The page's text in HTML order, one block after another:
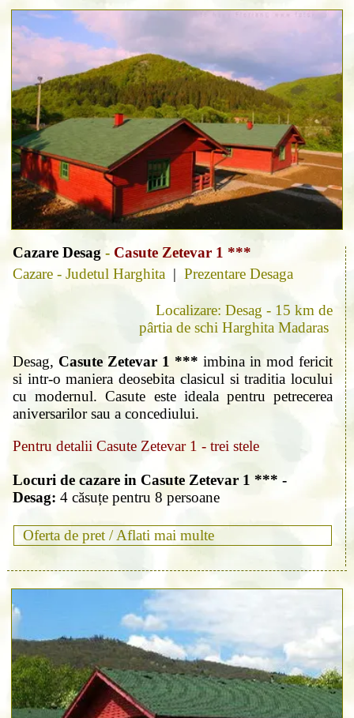
Cazare Desag - Casute Zetevar 1 ***
Cazare - Judetul Harghita | Prezentare Desaga
Localizare: Desag - 15 km de
pârtia de schi Harghita Madaras
Desag, Casute Zetevar 1 *** imbina in mod fericit
si intr-o maniera deosebita clasicul si traditia locului
cu modernul. Casute este ideala pentru petrecerea
aniversarilor sau a concediului.
Pentru detalii Casute Zetevar 1 - trei stele
Locuri de cazare in Casute Zetevar 1 *** -
Desag: 4 căsuțe pentru 8 persoane
Oferta de pret / Aflati mai multe